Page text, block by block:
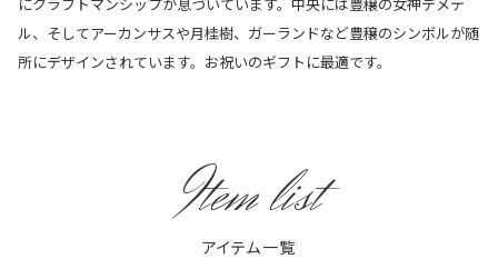
ル、そしてアーカンサスや月桂樹、ガーランドなど豊穣のシンボルが随
所にデザインされています。お祝いのギフトに最適です。
Item list
アイテム一覧